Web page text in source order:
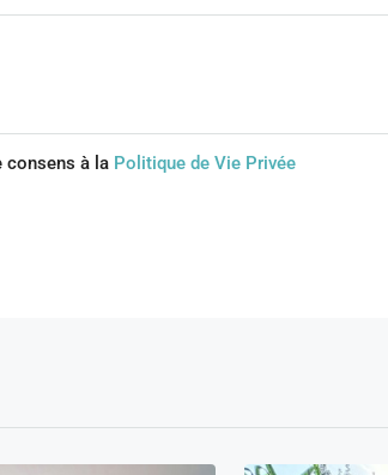
consens à la Politique de Vie Privée